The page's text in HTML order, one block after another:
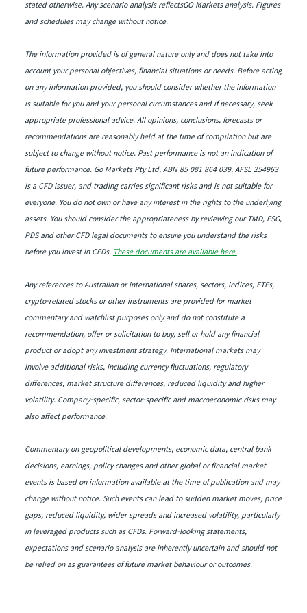
stated otherwise. Any scenario analysis reflectsGO Markets analysis. Figures
and schedules may change without notice.
The information provided is of general nature only and does not take into
account your personal objectives, financial situations or needs. Before acting
on any information provided, you should consider whether the information
is suitable for you and your personal circumstances and if necessary, seek
appropriate professional advice. All opinions, conclusions, forecasts or
recommendations are reasonably held at the time of compilation but are
subject to change without notice. Past performance is not an indication of
future performance. Go Markets Pty Ltd, ABN 85 081 864 039, AFSL 254963
is a CFD issuer, and trading carries significant risks and is not suitable for
everyone. You do not own or have any interest in the rights to the underlying
assets. You should consider the appropriateness by reviewing our TMD, FSG,
PDS and other CFD legal documents to ensure you understand the risks
before you invest in CFDs. These documents are available here.
Any references to Australian or international shares, sectors, indices, ETFs,
crypto-related stocks or other instruments are provided for market
commentary and watchlist purposes only and do not constitute a
recommendation, offer or solicitation to buy, sell or hold any financial
product or adopt any investment strategy. International markets may
involve additional risks, including currency fluctuations, regulatory
differences, market structure differences, reduced liquidity and higher
volatility. Company-specific, sector-specific and macroeconomic risks may
also affect performance.
Commentary on geopolitical developments, economic data, central bank
decisions, earnings, policy changes and other global or financial market
events is based on information available at the time of publication and may
change without notice. Such events can lead to sudden market moves, price
gaps, reduced liquidity, wider spreads and increased volatility, particularly
in leveraged products such as CFDs. Forward-looking statements,
expectations and scenario analysis are inherently uncertain and should not
be relied on as guarantees of future market behaviour or outcomes.